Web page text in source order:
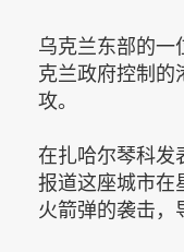
乌克兰东部的一
克兰政府控制的
攻。
在扎哈尔琴科发
报道这座城市在
火箭弹的袭击，